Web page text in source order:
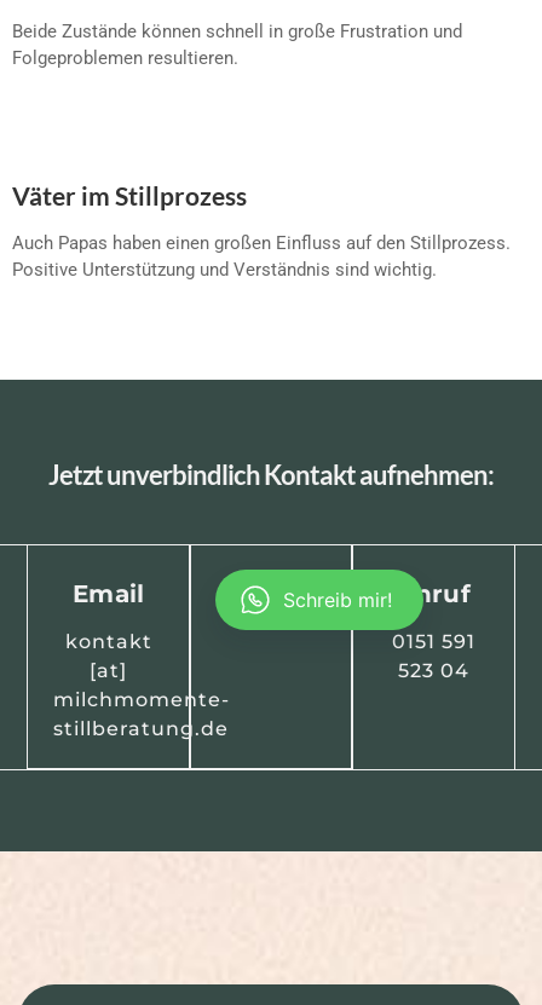
Beide Zustände können schnell in große Frustration und
Folgeproblemen resultieren.
Väter im Stillprozess
Auch Papas haben einen großen Einfluss auf den Stillprozess.
Positive Unterstützung und Verständnis sind wichtig.
Jetzt unverbindlich Kontakt aufnehmen:
Email
kontakt
[at]
milchmomente-
stillberatung.de
Schreib mir! Anruf
0151 591
523 04